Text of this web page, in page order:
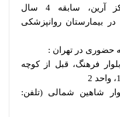
مشاوره در مرکز آرین، سابقه 4 سال
در بیمارستان روانپزشکی
حضوری در تهران :
فرهنگ، قبل از کوچه
شاهین شمالی (تلفن: